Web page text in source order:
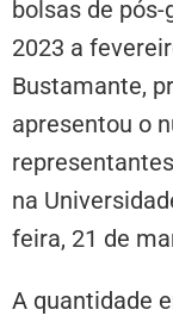
bolsas de
2023 a
Bustamante,
apresentou o
na
feira, 21 de
A quantidade